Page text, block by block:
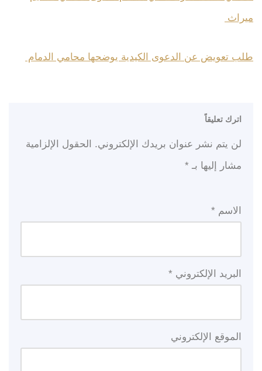
ميراث
طلب تعويض عن الدعوى الكيدية يوضحها محامي الدمام
اترك تعليقاً
لن يتم نشر عنوان بريدك الإلكتروني.
الحقول الإلزامية
مشار إليها بـ *
الاسم *
البريد الإلكتروني *
الموقع الإلكتروني